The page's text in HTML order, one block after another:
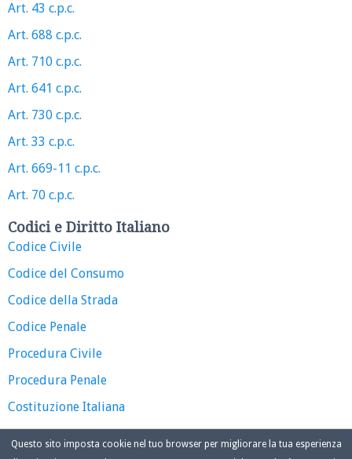
Art. 43 c.p.c.
Art. 688 c.p.c.
Art. 710 c.p.c.
Art. 641 c.p.c.
Art. 730 c.p.c.
Art. 33 c.p.c.
Art. 669-11 c.p.c.
Art. 70 c.p.c.
Codici e Diritto Italiano
Codice Civile
Codice del Consumo
Codice della Strada
Codice Penale
Procedura Civile
Procedura Penale
Costituzione Italiana
Questo sito imposta cookie nel tuo browser per migliorare la tua esperienza